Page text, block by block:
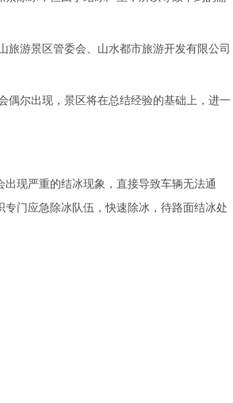
旅游景区管委会、山水都市旅游开发有限公司
偶尔出现，景区将在总结经验的基础上，进一
现严重的结冰现象，直接导致车辆无法通
门应急除冰队伍，快速除冰，待路面结冰处